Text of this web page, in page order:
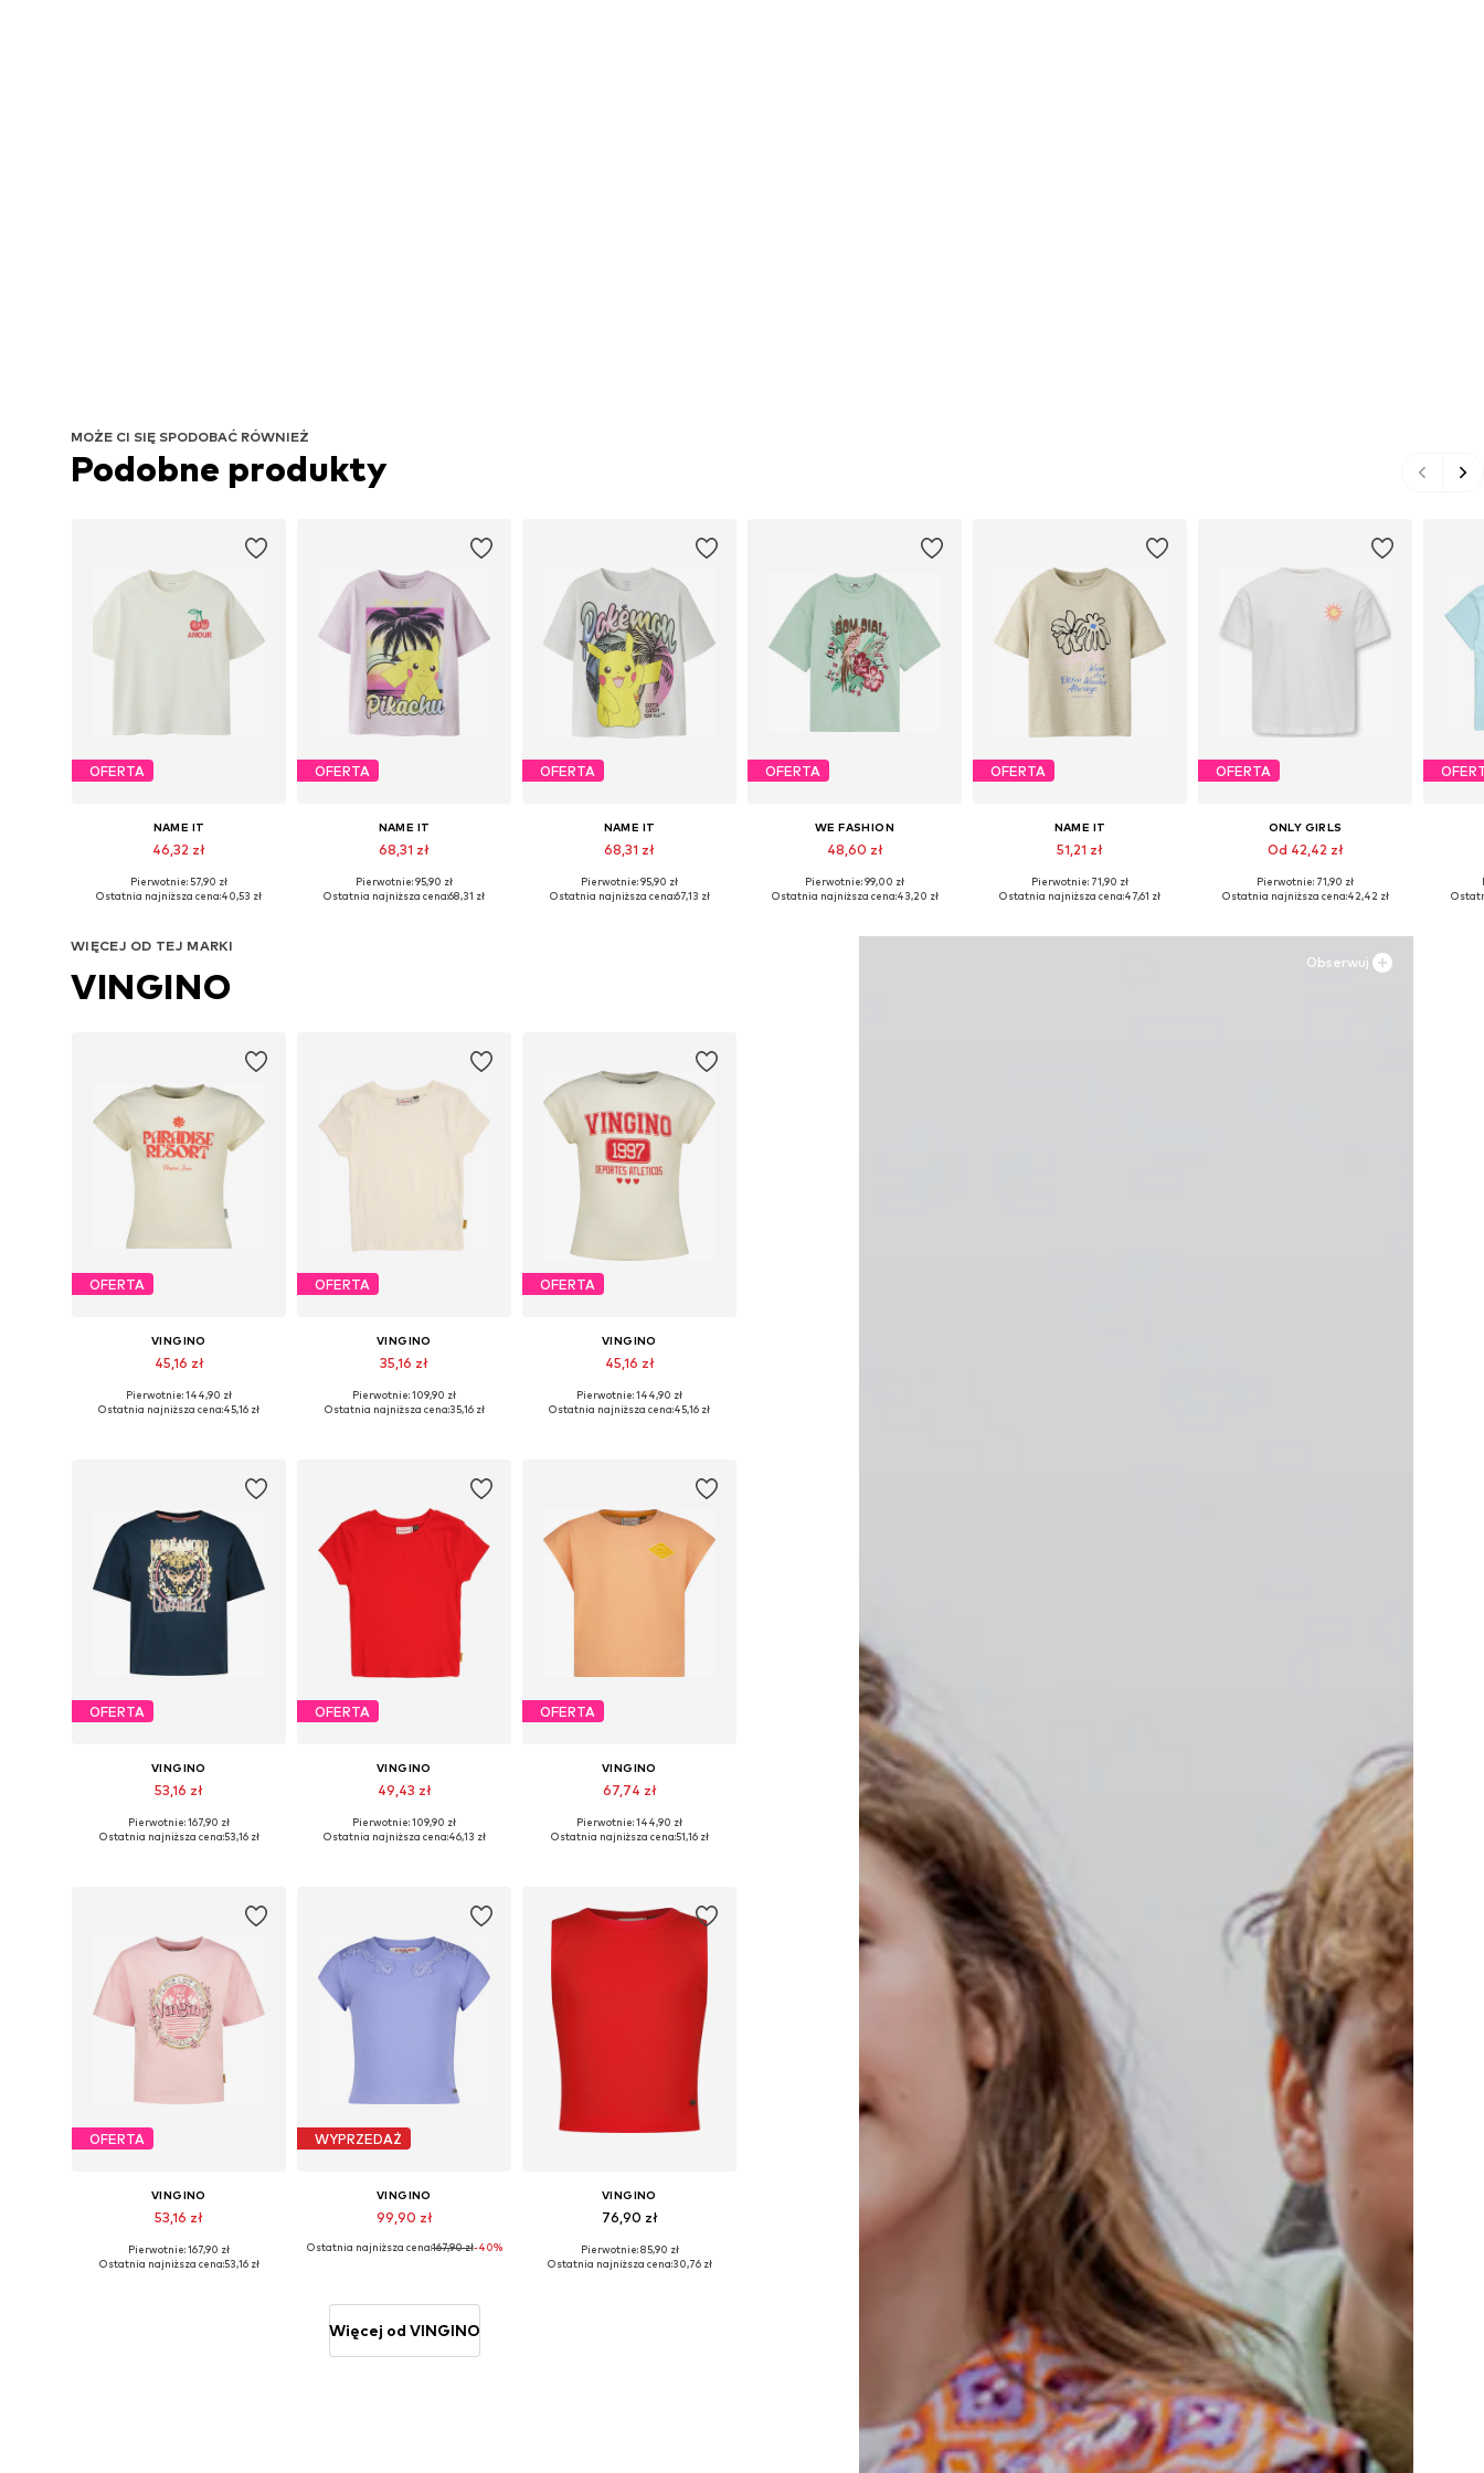
MOŻE CI SIĘ SPODOBAĆ RÓWNIEŻ
Podobne produkty
OFERTA
NAME IT
46,32 zł
Pierwotnie: 57,90 zł
Ostatnia najniższa cena:40,53 zł
OFERTA
NAME IT
68,31 zł
Dostępne w różnych rozmiarach
Pierwotnie: 95,90 zł
Ostatnia najniższa cena:68,31 zł
OFERTA
NAME IT
68,31 zł
Dostępne w różnych rozmiarach
Pierwotnie: 95,90 zł
Ostatnia najniższa cena:67,13 zł
OFERTA
WE FASHION
48,60 zł
Pierwotnie: 99,00 zł
Ostatnia najniższa cena:43,20 zł
OFERTA
NAME IT
51,21 zł
Dostępne w różnych rozmiarach
Pierwotnie: 71,90 zł
Ostatnia najniższa cena:47,61 zł
OFERTA
ONLY GIRLS
Od 42,42 zł
Pierwotnie: 71,90 zł
Ostatnia najniższa cena:42,42 zł
Obserwuj
WIĘCEJ OD TEJ MARKI
VINGINO
OFERTA
VINGINO
45,16 zł
Pierwotnie: 144,90 zł
Ostatnia najniższa cena:45,16 zł
OFERTA
VINGINO
35,16 zł
Dostępne rozmiary: 152
Pierwotnie: 109,90 zł
Ostatnia najniższa cena:35,16 zł
OFERTA
VINGINO
45,16 zł
Dostępne rozmiary: 152
Pierwotnie: 144,90 zł
Ostatnia najniższa cena:45,16 zł
OFERTA
VINGINO
53,16 zł
Dostępne rozmiary: 142, 154, 166
Pierwotnie: 167,90 zł
Ostatnia najniższa cena:53,16 zł
OFERTA
VINGINO
49,43 zł
Dostępne rozmiary: 152
Pierwotnie: 109,90 zł
Ostatnia najniższa cena:46,13 zł
OFERTA
VINGINO
67,74 zł
Dostępne rozmiary: 170-176
Pierwotnie: 144,90 zł
Ostatnia najniższa cena:51,16 zł
OFERTA
VINGINO
53,16 zł
Dostępne rozmiary: 142, 154, 166
Pierwotnie: 167,90 zł
Ostatnia najniższa cena:53,16 zł
WYPRZEDAŻ
VINGINO
99,90 zł
Dostępne rozmiary: 116
Ostatnia najniższa cena:167,90 zł-40%
VINGINO
76,90 zł
Dostępne rozmiary: 152
Pierwotnie: 85,90 zł
Ostatnia najniższa cena:30,76 zł
Więcej od VINGINO